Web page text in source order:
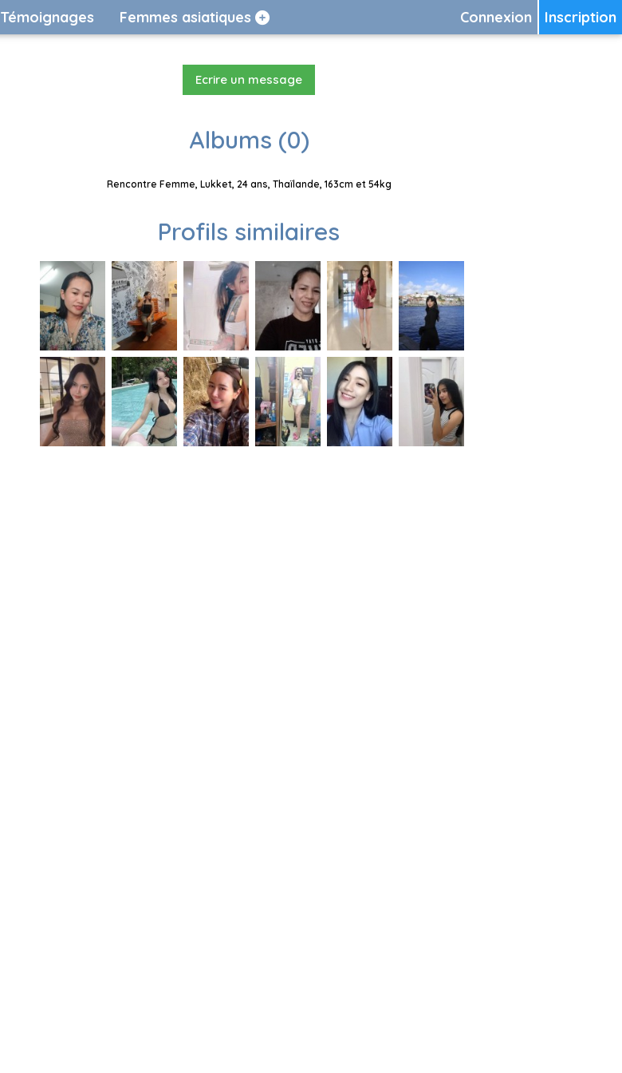
Inscription
Connexion
Témoignages Femmes asiatiques
Ecrire un message
Albums (0)
Rencontre Femme, Lukket, 24 ans, Thaïlande, 163cm et 54kg
Profils similaires